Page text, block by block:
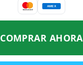
COMPRAR AHORA